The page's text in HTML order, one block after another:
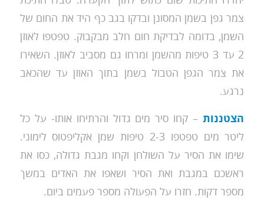
צמר גפן בשמן המסונן ובדקו בגב כף היד את החום של
השמן, בדומה לבדיקת חום חלב מבקבוק. טפטפו לאוזן
2 עד 3 טיפות מהשמן ומרחו גם מסביב לאוזן. השאירו
את צמר הגפן הטבול בשמן בתוך האוזן עד שהכאב
נרגע.
הצטננות– קחו סיר מים גדול והרתיחו אותו- על כל
ליטר מים טפטפו 2-3 טיפות שמן אקליפטוס לימוני.
שימו את הסיר על השולחן וקחו מגבת גדולה, כסו את
ראשכם במגבת ואת הסיר ושאפו את האדים במשך
מספר דקות. חזרו על הפעולה מספר פעמים ביום.